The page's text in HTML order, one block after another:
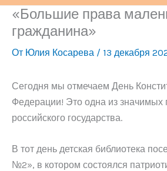
«Большие права
гражданина»
От Юлия Косарева / 13 декабря
Сегодня мы отмечаем День
Федерации! Это одна из значимых
российского государства.
В тот день детская библиотека
№2», в котором состоялся